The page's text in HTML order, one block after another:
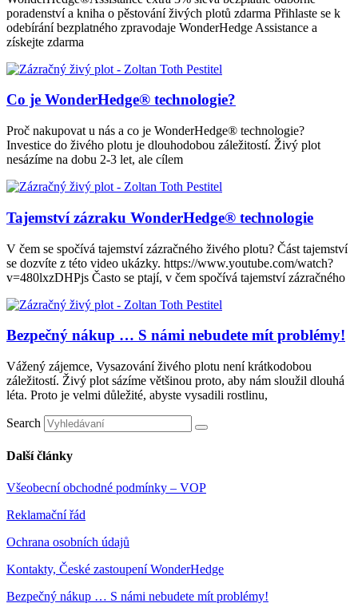
poradenství a kniha o pěstování živých plotů zdarma Přihlaste se k
odebírání bezplatného zpravodaje WonderHedge Assistance a
získejte zdarma
Co je WonderHedge® technologie?
Proč nakupovat u nás a co je WonderHedge® technologie?
Investice do živého plotu je dlouhodobou záležitostí. Živý plot
nesázíme na dobu 2-3 let, ale cílem
Tajemství zázraku WonderHedge® technologie
V čem se spočívá tajemství zázračného živého plotu? Část tajemství
se dozvíte z této video ukázky. https://www.youtube.com/watch?
v=480lxzDHPjs Často se ptají, v čem spočívá tajemství zázračného
Bezpečný nákup … S námi nebudete mít problémy!
Vážený zájemce, Vysazování živého plotu není krátkodobou
záležitostí. Živý plot sázíme většinou proto, aby nám sloužil dlouhá
léta. Proto je velmi důležité, abyste vysadili rostlinu,
Search
Další články
Všeobecní obchodné podmínky – VOP
Reklamační řád
Ochrana osobních údajů
Kontakty, České zastoupení WonderHedge
Bezpečný nákup … S námi nebudete mít problémy!